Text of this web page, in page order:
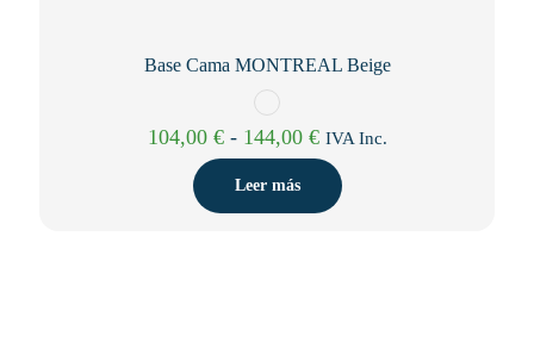
Base Cama MONTREAL Beige
104,00 € - 144,00 €Rango
de
precios:
desde
IVA Inc.
Leer más